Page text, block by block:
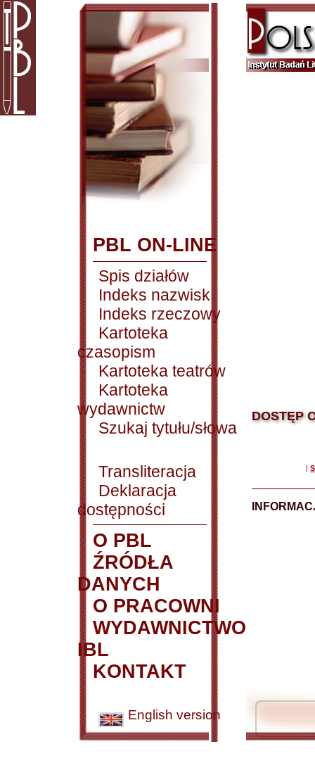
PBL ON-LINE
Spis działów
Indeks nazwisk
Indeks rzeczowy
Kartoteka
czasopism
Kartoteka teatrów
Kartoteka
wydawnictw
Szukaj tytułu/słowa
Transliteracja
Deklaracja
dostępności
O PBL
ŹRÓDŁA
DANYCH
O PRACOWNI
WYDAWNICTWO
IBL
KONTAKT
English version
DOSTĘP
|